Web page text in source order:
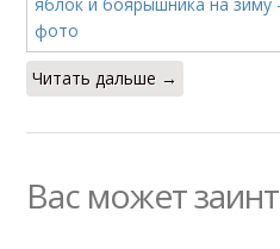
Читать дальше →
Вас может